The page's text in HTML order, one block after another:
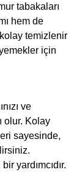
tabakaları
hem de
temizlenir
için
ve
olur. Kolay
sayesinde,
yardımcıdır.